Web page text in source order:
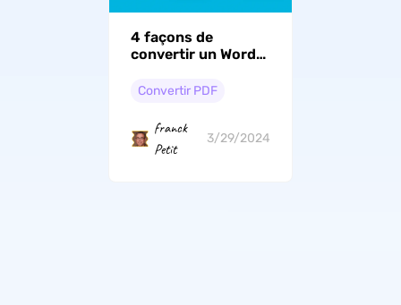
4 façons de
convertir un Word
perdre le formatage
Convertir PDF
franck
Petit
3/29/2024